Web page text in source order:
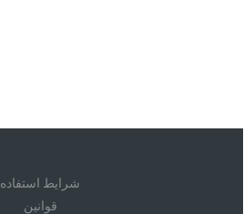
شرايط استفاده
قوانين